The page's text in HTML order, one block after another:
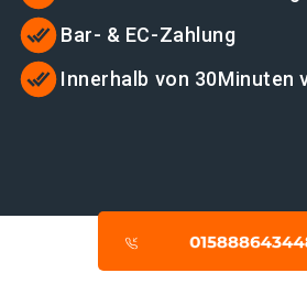
Bar- & EC-Zahlung
Innerhalb von 30Minuten